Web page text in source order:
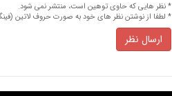
* نظر هایی كه حاوی توهین است، منتشر نمی شود.
* لطفا از نوشتن نظر های خود به صورت حروف لاتین
ارسال نظر